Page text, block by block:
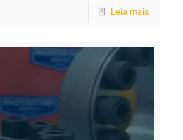
Leia mais